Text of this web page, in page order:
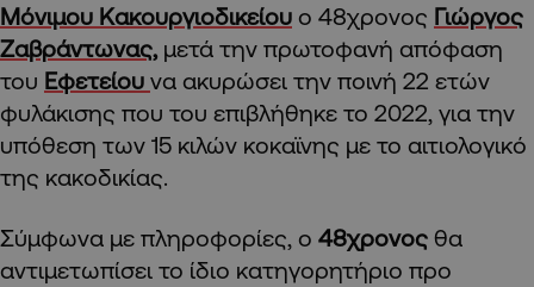
Μόνιμου Κακουργιοδικείου ο 48χρονος Γιώργος
Ζαβράντωνας, μετά την πρωτοφανή απόφαση
του Εφετείου να ακυρώσει την ποινή 22 ετών
φυλάκισης που του επιβλήθηκε το 2022, για την
υπόθεση των 15 κιλών κοκαϊνης με το αιτιολογικό
της κακοδικίας.
Σύμφωνα με πληροφορίες, ο 48χρονος θα
αντιμετωπίσει το ίδιο κατηγορητήριο προ